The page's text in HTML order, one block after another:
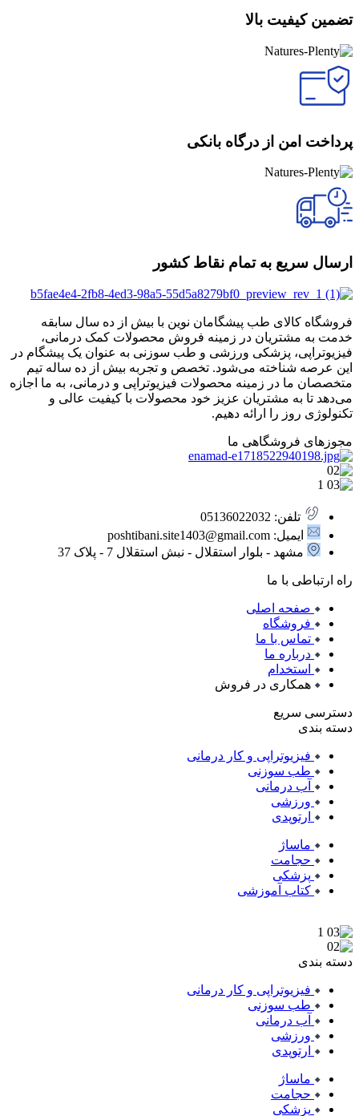
تضمین کیفیت بالا
پرداخت امن از درگاه بانکی
ارسال سریع به تمام نقاط کشور
فروشگاه کالای طب پیشگامان نوین با بیش از ده سال سابقه
خدمت به مشتریان در زمینه فروش محصولات کمک درمانی،
فیزیوتراپی، پزشکی ورزشی و طب سوزنی به عنوان یک پیشگام در
این عرصه شناخته می‌شود. تخصص و تجربه بیش از ده ساله تیم
متخصصان ما در زمینه محصولات فیزیوتراپی و درمانی، به ما اجازه
می‌دهد تا به مشتریان عزیز خود محصولات با کیفیت عالی و
تکنولوژی روز را ارائه دهیم.
مجوزهای فروشگاهی ما
تلفن: 05136022032
ایمیل: poshtibani.site1403@gmail.com
مشهد - بلوار استقلال - نبش استقلال 7 - پلاک 37
راه ارتباطی با ما
صفحه اصلی
فروشگاه
تماس با ما
درباره ما
استخدام
همکاری در فروش
دسترسی سریع
دسته بندی
فیزیوتراپی و کار درمانی
طب سوزنی
آب درمانی
ورزشی
ارتوپدی
ماساژ
حجامت
پزشکی
کتاب آموزشی
دسته بندی
فیزیوتراپی و کار درمانی
طب سوزنی
آب درمانی
ورزشی
ارتوپدی
ماساژ
حجامت
پزشکی